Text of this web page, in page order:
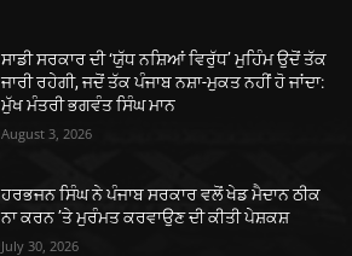
ਸਾਡੀ ਸਰਕਾਰ ਦੀ ‘ਯੁੱਧ ਨਸ਼ਿਆਂ ਵਿਰੁੱਧ’ ਮੁਹਿੰਮ ਉਦੋਂ ਤੱਕ
ਜਾਰੀ ਰਹੇਗੀ, ਜਦੋਂ ਤੱਕ ਪੰਜਾਬ ਨਸ਼ਾ-ਮੁਕਤ ਨਹੀਂ ਹੋ ਜਾਂਦਾ:
ਮੁੱਖ ਮੰਤਰੀ ਭਗਵੰਤ ਸਿੰਘ ਮਾਨ
August 3, 2026
ਹਰਭਜਨ ਸਿੰਘ ਨੇ ਪੰਜਾਬ ਸਰਕਾਰ ਵਲੋਂ ਖੇਡ ਮੈਦਾਨ ਠੀਕ
ਨਾ ਕਰਨ ’ਤੇ ਮੁਰੰਮਤ ਕਰਵਾਉਣ ਦੀ ਕੀਤੀ ਪੇਸ਼ਕਸ਼
July 30, 2026